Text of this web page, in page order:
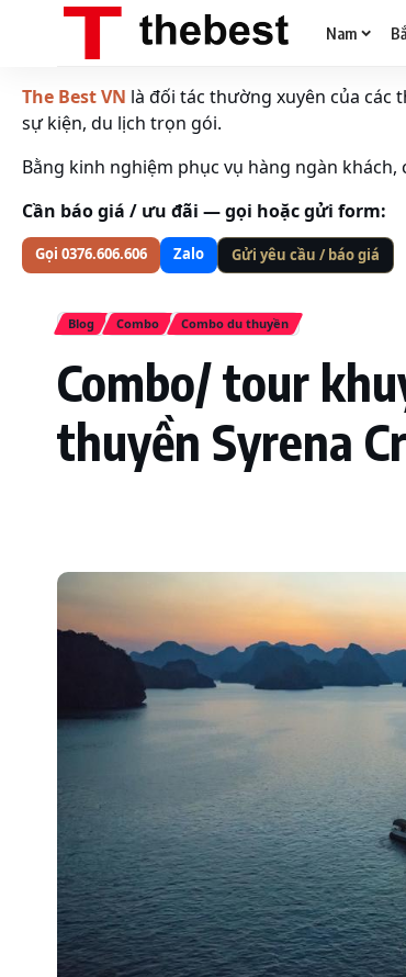
Nam
The Best VN là đối tác thường xuyên của
sự kiện, du lịch trọn gói.
Bằng kinh nghiệm phục vụ hàng ngàn
Cần báo giá / ưu đãi — gọi hoặc gửi form:
Gọi 0376.606.606 Zalo Gửi yêu cầu / báo giá
Blog Combo Combo du thuyền
Combo/ tour
thuyền Syrena